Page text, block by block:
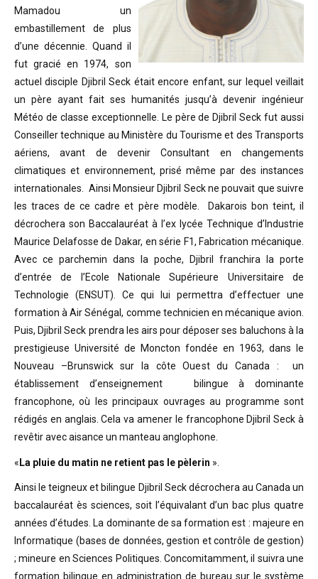
Mamadou un
embastillement de plus
d’une décennie. Quand il
fut gracié en 1974, son
actuel disciple Djibril Seck était encore enfant, sur lequel veillait
un père ayant fait ses humanités jusqu’à devenir ingénieur
Météo de classe exceptionnelle. Le père de Djibril Seck fut aussi
Conseiller technique au Ministère du Tourisme et des Transports
aériens, avant de devenir Consultant en changements
climatiques et environnement, prisé même par des instances
internationales. Ainsi Monsieur Djibril Seck ne pouvait que suivre
les traces de ce cadre et père modèle. Dakarois bon teint, il
décrochera son Baccalauréat à l’ex lycée Technique d’Industrie
Maurice Delafosse de Dakar, en série F1, Fabrication mécanique.
Avec ce parchemin dans la poche, Djibril franchira la porte
d’entrée de l’Ecole Nationale Supérieure Universitaire de
Technologie (ENSUT). Ce qui lui permettra d’effectuer une
formation à Air Sénégal, comme technicien en mécanique avion.
Puis, Djibril Seck prendra les airs pour déposer ses baluchons à la
prestigieuse Université de Moncton fondée en 1963, dans le
Nouveau –Brunswick sur la côte Ouest du Canada : un
établissement d’enseignement bilingue à dominante
francophone, où les principaux ouvrages au programme sont
rédigés en anglais. Cela va amener le francophone Djibril Seck à
revêtir avec aisance un manteau anglophone.
«La pluie du matin ne retient pas le pèlerin ».
Ainsi le teigneux et bilingue Djibril Seck décrochera au Canada un
baccalauréat ès sciences, soit l’équivalant d’un bac plus quatre
années d’études. La dominante de sa formation est : majeure en
Informatique (bases de données, gestion et contrôle de gestion)
; mineure en Sciences Politiques. Concomitamment, il suivra une
formation bilingue en administration de bureau sur le système